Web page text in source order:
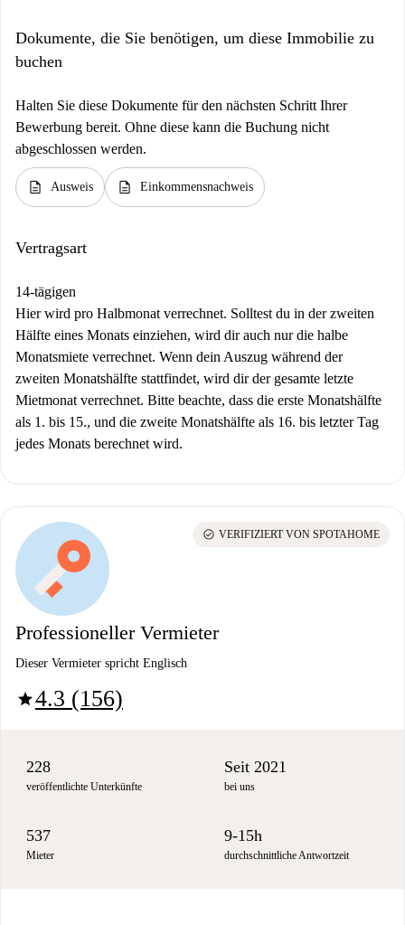
Dokumente, die Sie benötigen, um diese Immobilie zu
buchen
Halten Sie diese Dokumente für den nächsten Schritt Ihrer
Bewerbung bereit. Ohne diese kann die Buchung nicht
abgeschlossen werden.
description Ausweis description Einkommensnachweis
Vertragsart
14-tägigen
Hier wird pro Halbmonat verrechnet. Solltest du in der zweiten
Hälfte eines Monats einziehen, wird dir auch nur die halbe
Monatsmiete verrechnet. Wenn dein Auszug während der
zweiten Monatshälfte stattfindet, wird dir der gesamte letzte
Mietmonat verrechnet. Bitte beachte, dass die erste Monatshälfte
als 1. bis 15., und die zweite Monatshälfte als 16. bis letzter Tag
jedes Monats berechnet wird.
Professioneller Vermieter
Dieser Vermieter spricht Englisch
star4.3 (156)
check_circle VERIFIZIERT VON SPOTAHOME
228
veröffentlichte Unterkünfte
Seit 2021
bei uns
537
Mieter
9-15h
durchschnittliche Antwortzeit